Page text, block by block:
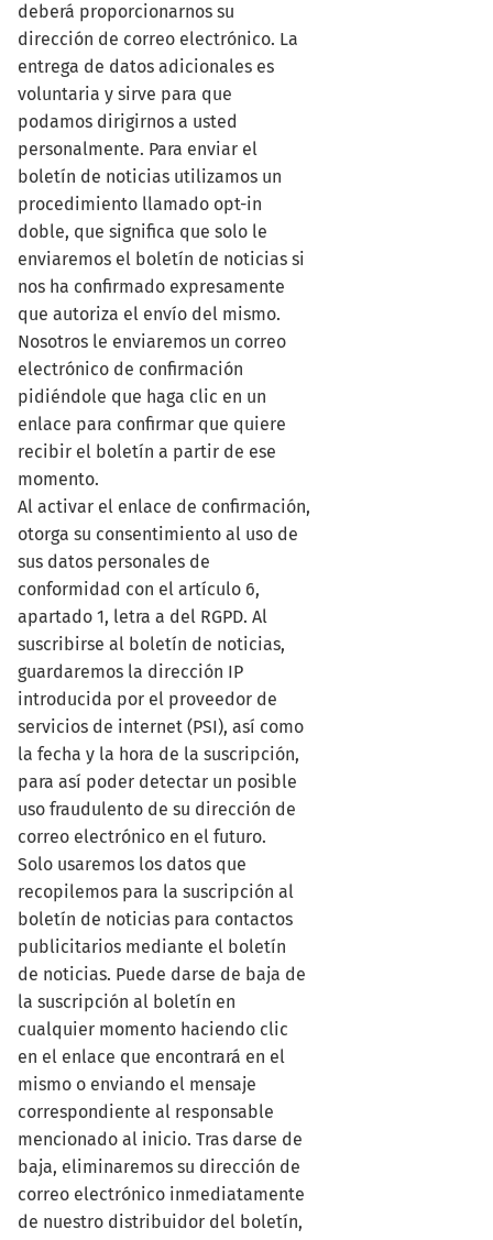
deberá proporcionarnos su
dirección de correo electrónico. La
entrega de datos adicionales es
voluntaria y sirve para que
podamos dirigirnos a usted
personalmente. Para enviar el
boletín de noticias utilizamos un
procedimiento llamado opt-in
doble, que significa que solo le
enviaremos el boletín de noticias si
nos ha confirmado expresamente
que autoriza el envío del mismo.
Nosotros le enviaremos un correo
electrónico de confirmación
pidiéndole que haga clic en un
enlace para confirmar que quiere
recibir el boletín a partir de ese
momento.
Al activar el enlace de confirmación,
otorga su consentimiento al uso de
sus datos personales de
conformidad con el artículo 6,
apartado 1, letra a del RGPD. Al
suscribirse al boletín de noticias,
guardaremos la dirección IP
introducida por el proveedor de
servicios de internet (PSI), así como
la fecha y la hora de la suscripción,
para así poder detectar un posible
uso fraudulento de su dirección de
correo electrónico en el futuro.
Solo usaremos los datos que
recopilemos para la suscripción al
boletín de noticias para contactos
publicitarios mediante el boletín
de noticias. Puede darse de baja de
la suscripción al boletín en
cualquier momento haciendo clic
en el enlace que encontrará en el
mismo o enviando el mensaje
correspondiente al responsable
mencionado al inicio. Tras darse de
baja, eliminaremos su dirección de
correo electrónico inmediatamente
de nuestro distribuidor del boletín,